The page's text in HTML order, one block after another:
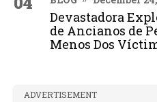
Devastadora
de Ancianos de
Menos Dos
ADVERTISEMENT